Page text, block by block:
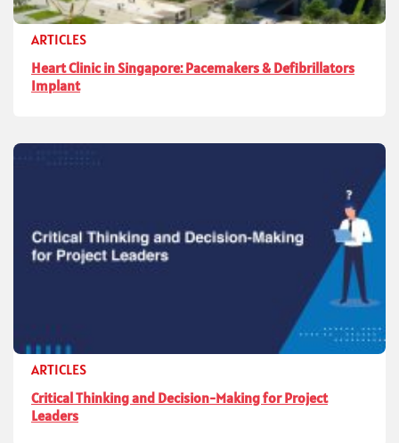
ARTICLES
Heart Clinic in Singapore: Pacemakers & Defibrillators
Implant
ARTICLES
Critical Thinking and Decision-Making for Project
Leaders